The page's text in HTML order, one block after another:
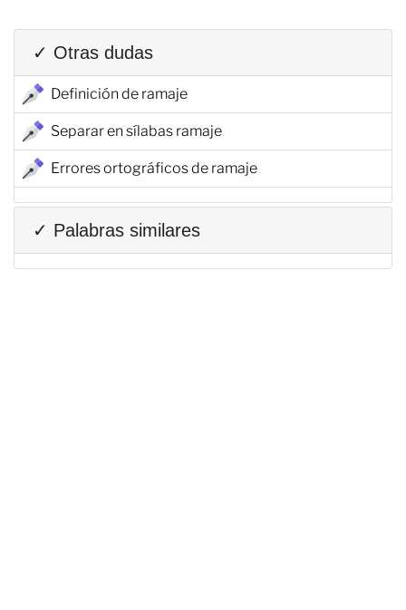
✓ Otras dudas
Definición de ramaje
Separar en sílabas ramaje
Errores ortográficos de ramaje
✓ Palabras similares